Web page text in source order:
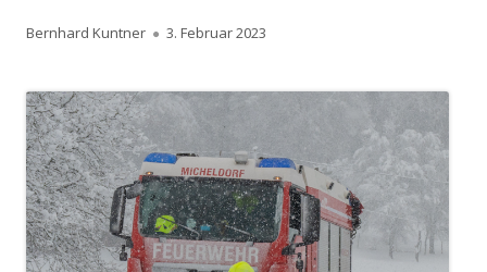
Autor
Bernhard Kuntner
Veröffentlicht
3. Februar 2023